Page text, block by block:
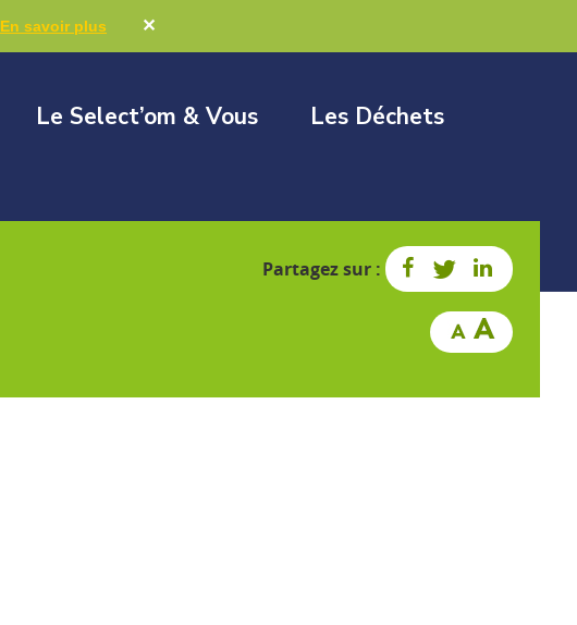
En savoir plus ✕
Le Select’om & Vous Les Déchets
Partagez sur :